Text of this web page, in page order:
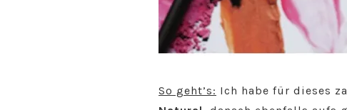
So geht’s: Ich habe für dieses